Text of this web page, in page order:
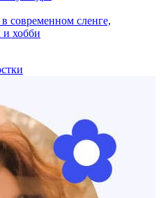
современном сленге,
хобби